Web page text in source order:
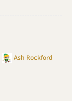
Ash Rockford